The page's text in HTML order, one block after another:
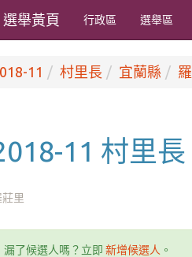
選舉黃頁 行政區 選舉區
11 村里長 宜蘭縣
11 村里
莊里
漏了候選人嗎？立即 新增候選人 。